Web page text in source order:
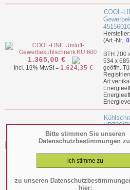
Bitte stimmen Sie unseren
Datenschutzbestimmungen
zu unseren
hier:
1.365,00 €
incl. 19% MwSt = 1.624,35 €
COOL-
(Art.-Nr.:
BTH 700
534 x
geöffn.
incl. 19% MwSt =1.629,11 €
HD706/
031.07.287
BTH 690
0,25 kW,
aus